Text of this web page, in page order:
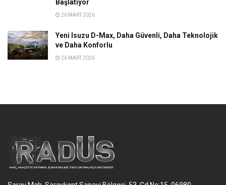
Başlatıyor
26 MART 2026
Yeni Isuzu D-Max, Daha Güvenli, Daha Teknolojik
ve Daha Konforlu
26 MART 2026